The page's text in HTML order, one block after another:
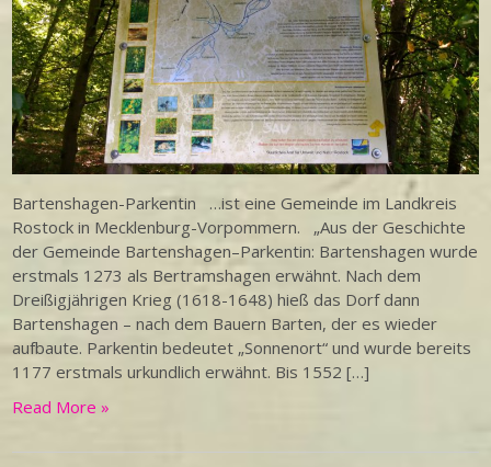
Bartenshagen-Parkentin …ist eine Gemeinde im Landkreis
Rostock in Mecklenburg-Vorpommern. „Aus der Geschichte
der Gemeinde Bartenshagen–Parkentin: Bartenshagen wurde
erstmals 1273 als Bertramshagen erwähnt. Nach dem
Dreißigjährigen Krieg (1618-1648) hieß das Dorf dann
Bartenshagen – nach dem Bauern Barten, der es wieder
aufbaute. Parkentin bedeutet „Sonnenort“ und wurde bereits
1177 erstmals urkundlich erwähnt. Bis 1552 […]
Read More »